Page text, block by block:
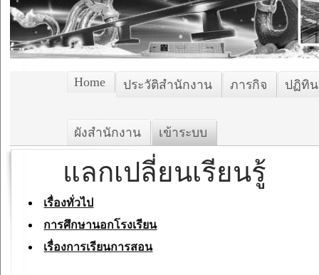
Home ประวัติสำนักงาน ภารกิจ ปฏิทิ
ผังสำนักงาน เข้าระบบ
แลกเปลี่ยนเรียนรู้
เรื่องทั่วไป
การศึกษานอกโรงเรียน
เรื่องการเรียนการสอน